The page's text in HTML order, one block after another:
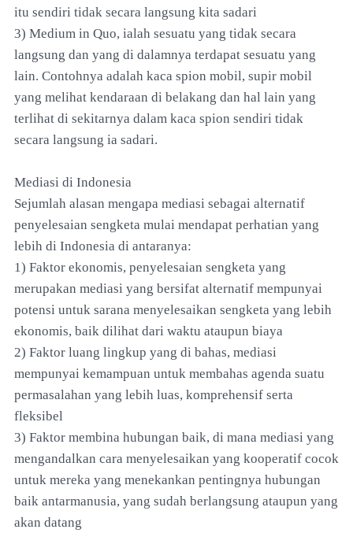
itu sendiri tidak secara langsung kita sadari
3) Medium in Quo, ialah sesuatu yang tidak secara
langsung dan yang di dalamnya terdapat sesuatu yang
lain. Contohnya adalah kaca spion mobil, supir mobil
yang melihat kendaraan di belakang dan hal lain yang
terlihat di sekitarnya dalam kaca spion sendiri tidak
secara langsung ia sadari.
Mediasi di Indonesia
Sejumlah alasan mengapa mediasi sebagai alternatif
penyelesaian sengketa mulai mendapat perhatian yang
lebih di Indonesia di antaranya:
1) Faktor ekonomis, penyelesaian sengketa yang
merupakan mediasi yang bersifat alternatif mempunyai
potensi untuk sarana menyelesaikan sengketa yang lebih
ekonomis, baik dilihat dari waktu ataupun biaya
2) Faktor luang lingkup yang di bahas, mediasi
mempunyai kemampuan untuk membahas agenda suatu
permasalahan yang lebih luas, komprehensif serta
fleksibel
3) Faktor membina hubungan baik, di mana mediasi yang
mengandalkan cara menyelesaikan yang kooperatif cocok
untuk mereka yang menekankan pentingnya hubungan
baik antarmanusia, yang sudah berlangsung ataupun yang
akan datang